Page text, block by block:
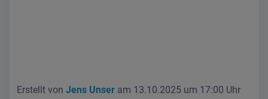
Erstellt von Jens Unser am 13.10.2025 um 17:00 Uhr